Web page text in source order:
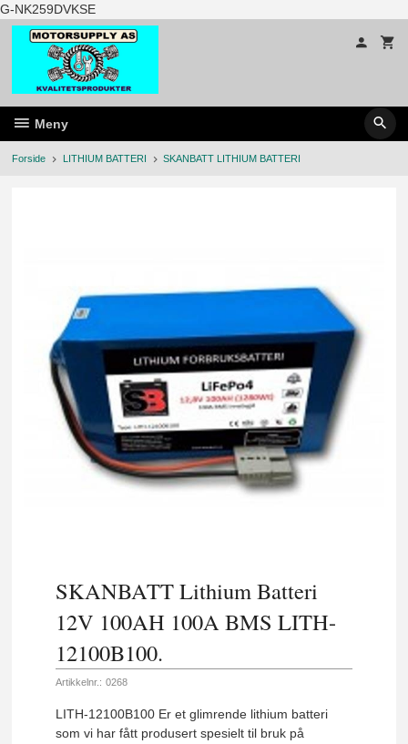
G-NK259DVKSEGå
til
innholdet
Meny
Forside LITHIUM BATTERI SKANBATT LITHIUM BATTERI
SKANBATT Lithium Batteri
12V 100AH 100A BMS LITH-
12100B100.
Artikkelnr.: 0268
LITH-12100B100 Er et glimrende lithium batteri
som vi har fått produsert spesielt til bruk på